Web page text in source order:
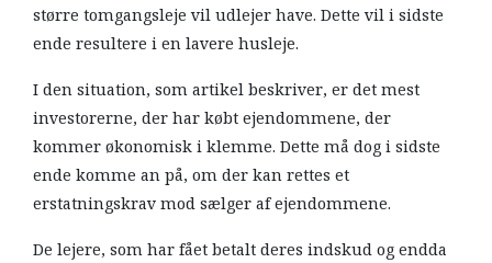
større tomgangsleje vil udlejer have. Dette vil i sidste
ende resultere i en lavere husleje.
I den situation, som artikel beskriver, er det mest
investorerne, der har købt ejendommene, der
kommer økonomisk i klemme. Dette må dog i sidste
ende komme an på, om der kan rettes et
erstatningskrav mod sælger af ejendommene.
De lejere, som har fået betalt deres indskud og endda